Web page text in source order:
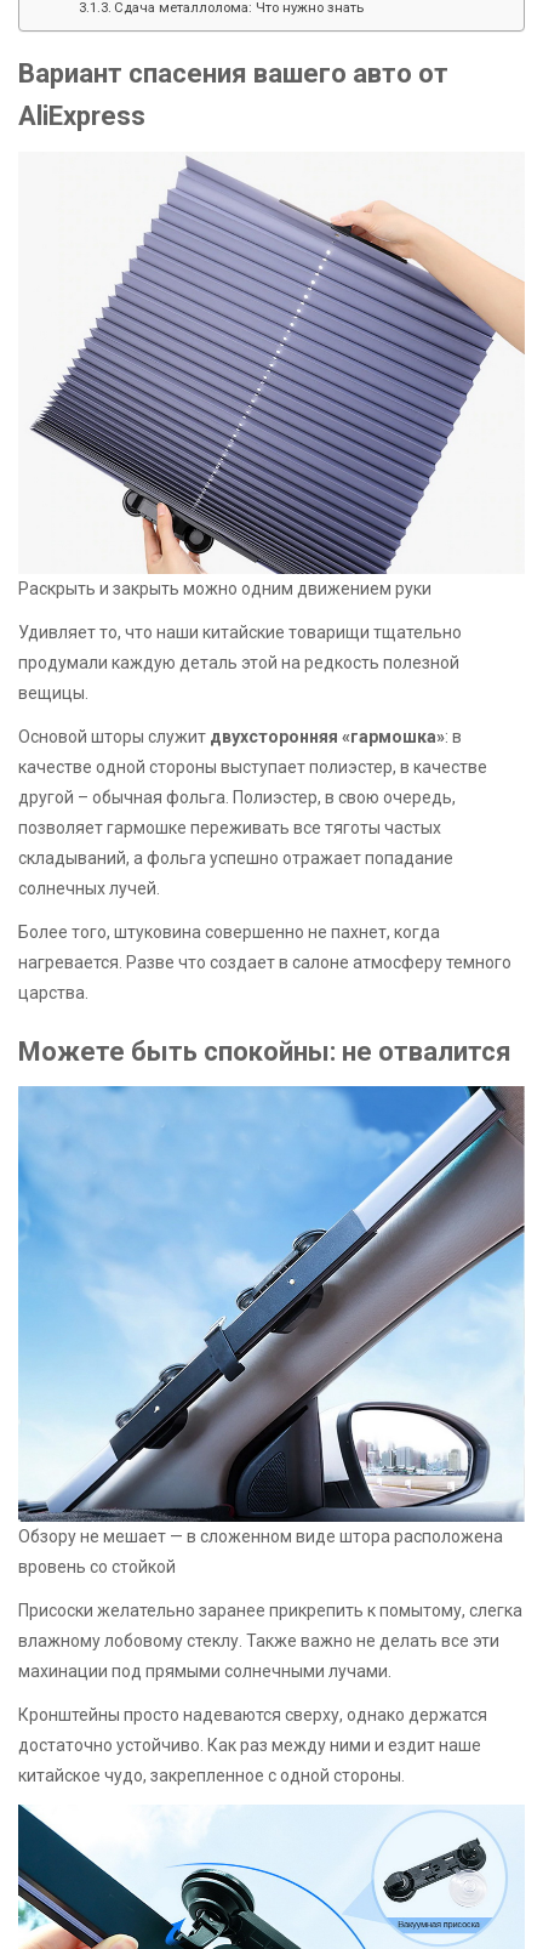
Сдача металлолома: Что нужно знать
Вариант спасения вашего авто от
AliExpress
Раскрыть и закрыть можно одним движением руки
Удивляет то, что наши китайские товарищи тщательно
продумали каждую деталь этой на редкость полезной
вещицы.
Основой шторы служит двухсторонняя «гармошка»: в
качестве одной стороны выступает полиэстер, в качестве
другой – обычная фольга. Полиэстер, в свою очередь,
позволяет гармошке переживать все тяготы частых
складываний, а фольга успешно отражает попадание
солнечных лучей.
Более того, штуковина совершенно не пахнет, когда
нагревается. Разве что создает в салоне атмосферу темного
царства.
Можете быть спокойны: не отвалится
Обзору не мешает — в сложенном виде штора расположена
вровень со стойкой
Присоски желательно заранее прикрепить к помытому, слегка
влажному лобовому стеклу. Также важно не делать все эти
махинации под прямыми солнечными лучами.
Кронштейны просто надеваются сверху, однако держатся
достаточно устойчиво. Как раз между ними и ездит наше
китайское чудо, закрепленное с одной стороны.